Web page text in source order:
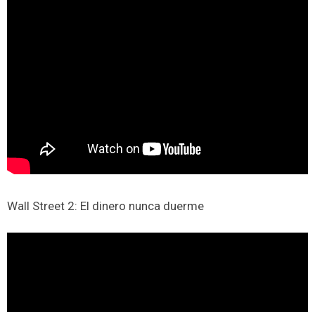
Wall Street 2: El dinero nunca duerme